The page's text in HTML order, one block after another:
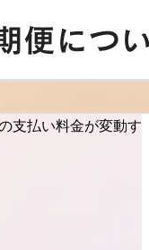
支払い料金が変動す